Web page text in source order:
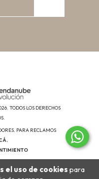
el uso de cookies para
TODOS LOS DERECHOS
PARA RECLAMOS